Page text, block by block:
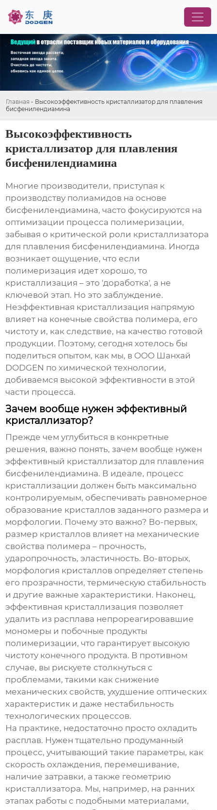
Главная - Высокоэффективность кристаллизатор для плавления
бисфенилендиамина
Высокоэффективность
кристаллизатор для плавления
бисфенилендиамина
Многие производители, приступая к
производству полиамидов на основе
бисфенилендиамина, часто фокусируются на
оптимизации процесса полимеризации,
забывая о критической роли кристаллизатора
для плавления бисфенилендиамина. Иногда
возникает ощущение, что если
полимеризация идет хорошо, то
кристаллизация – это 'доработка', а не
ключевой этап. Но это заблуждение.
Неэффективная кристаллизация напрямую
влияет на конечные свойства полимера, его
чистоту и, как следствие, на качество готовой
продукции. Поэтому, сегодня хотелось бы
поделиться опытом, как мы, в ООО Шанхай
DODGEN по химической технологии,
добиваемся высокой эффективности в этой
части процесса.
Зачем вообще нужен эффективный
кристаллизатор?
Прежде чем углубиться в конкретные
решения, важно понять, зачем вообще нужен
эффективный кристаллизатор для плавления
бисфенилендиамина. В идеале, процесс
кристаллизации должен быть максимально
контролируемым, обеспечивать равномерное
образование кристаллов заданного размера и
морфологии. Почему это важно? Во-первых,
размер кристаллов влияет на механические
свойства полимера – прочность,
ударопрочность, эластичность. Во-вторых,
морфология кристаллов определяет степень
его прозрачности, термическую стабильность
и другие важные характеристики. Наконец,
эффективная кристаллизация позволяет
удалить из расплава непрореагировавшие
мономеры и побочные продукты
полимеризации, что гарантирует высокую
чистоту конечного продукта. В противном
случае, вы рискуете столкнуться с
проблемами, такими как снижение
механических свойств, ухудшение оптических
характеристик и даже нестабильность
технологических процессов.
На практике, недостаточно просто охладить
расплав. Нужен тщательно продуманный
процесс, учитывающий такие параметры, как
скорость охлаждения, перемешивание,
наличие затравки, а также геометрию
кристаллизатора. Мы, например, на ранних
этапах работы с подобными материалами,